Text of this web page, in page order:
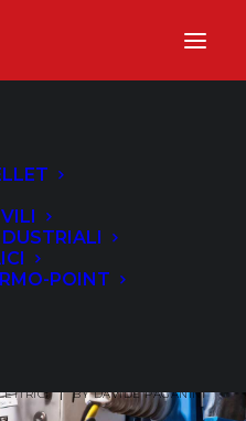
POINT
della
Preventiva
| BYDAVIDE PAGANINI